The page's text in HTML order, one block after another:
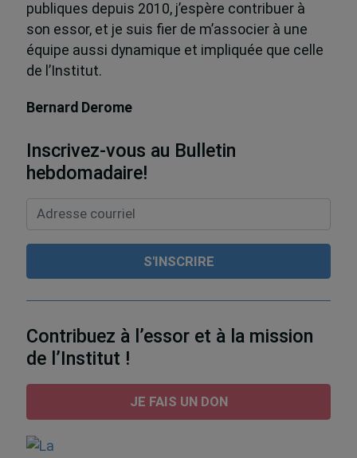
publiques depuis 2010, j’espère contribuer à
son essor, et je suis fier de m’associer à une
équipe aussi dynamique et impliquée que celle
de l’Institut.
Bernard Derome
Inscrivez-vous au Bulletin
hebdomadaire!
Contribuez à l’essor et à la mission
de l’Institut !
JE FAIS UN DON